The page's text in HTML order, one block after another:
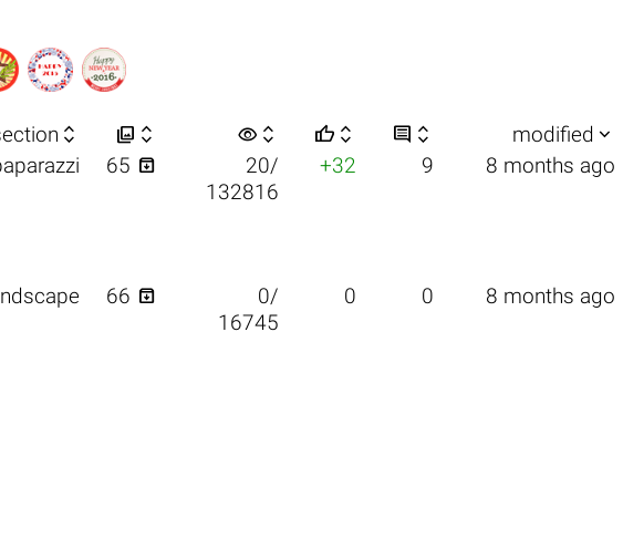
   visibility      modified 
65 
20/
132816
+32 9 8 months ago
66 
0/
16745
0 0 8 months ago